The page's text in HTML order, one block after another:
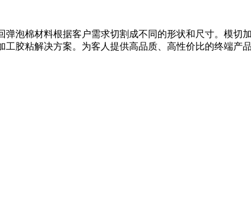
泡棉材料根据客户需求切割成不同的形状和尺寸。模切
胶粘解决方案。为客人提供高品质、高性价比的终端产品